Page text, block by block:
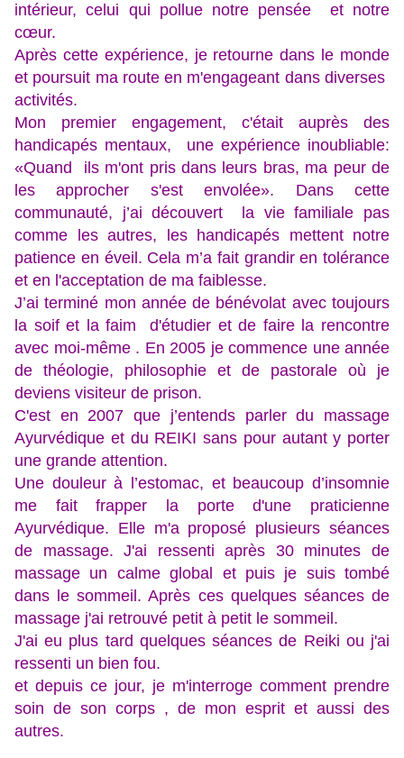
intérieur, celui qui pollue notre pensée et notre
cœur.
Après cette expérience, je retourne dans le monde
et poursuit ma route en m'engageant dans diverses
activités.
Mon premier engagement, c'était auprès des
handicapés mentaux, une expérience inoubliable:
«Quand ils m'ont pris dans leurs bras, ma peur de
les approcher s'est envolée». Dans cette
communauté, j’ai découvert la vie familiale pas
comme les autres, les handicapés mettent notre
patience en éveil. Cela m’a fait grandir en tolérance
et en l'acceptation de ma faiblesse.
J’ai terminé mon année de bénévolat avec toujours
la soif et la faim d'étudier et de faire la rencontre
avec moi-même . En 2005 je commence une année
de théologie, philosophie et de pastorale où je
deviens visiteur de prison.
C'est en 2007 que j’entends parler du massage
Ayurvédique et du REIKI sans pour autant y porter
une grande attention.
Une douleur à l’estomac, et beaucoup d’insomnie
me fait frapper la porte d'une praticienne
Ayurvédique. Elle m'a proposé plusieurs séances
de massage. J'ai ressenti après 30 minutes de
massage un calme global et puis je suis tombé
dans le sommeil. Après ces quelques séances de
massage j'ai retrouvé petit à petit le sommeil.
J'ai eu plus tard quelques séances de Reiki ou j'ai
ressenti un bien fou.
et depuis ce jour, je m'interroge comment prendre
soin de son corps , de mon esprit et aussi des
autres.